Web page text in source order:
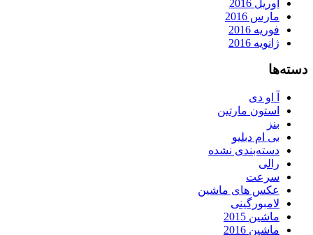
آوریل 2016
مارس 2016
فوریه 2016
ژانویه 2016
دسته‌ها
آ او دی
استون مارتین
بنز
بی ام دبلیو
دسته‌بندی نشده
رالی
سرعت
عکس های ماشین
لامبورگینی
ماشین 2015
ماشین 2016